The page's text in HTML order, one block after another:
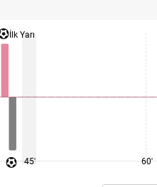
İlk Yarı
45' 60'